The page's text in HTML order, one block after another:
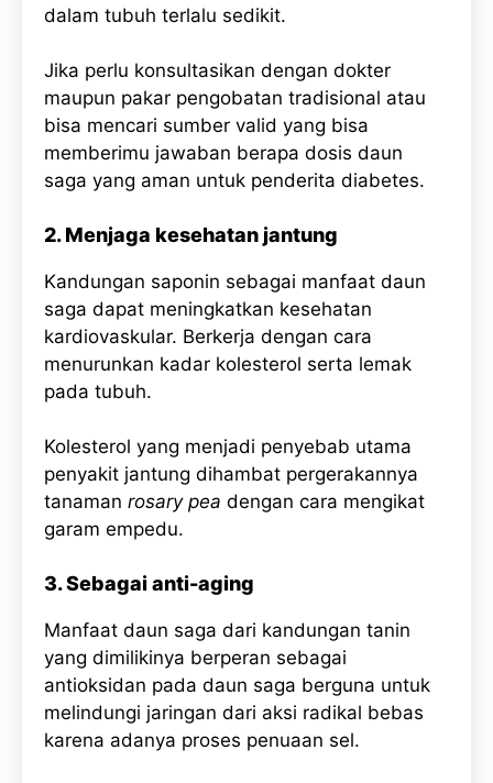
dalam tubuh terlalu sedikit.
Jika perlu konsultasikan dengan dokter
maupun pakar pengobatan tradisional atau
bisa mencari sumber valid yang bisa
memberimu jawaban berapa dosis daun
saga yang aman untuk penderita diabetes.
2. Menjaga kesehatan jantung
Kandungan saponin sebagai manfaat daun
saga dapat meningkatkan kesehatan
kardiovaskular. Berkerja dengan cara
menurunkan kadar kolesterol serta lemak
pada tubuh.
Kolesterol yang menjadi penyebab utama
penyakit jantung dihambat pergerakannya
tanaman rosary pea dengan cara mengikat
garam empedu.
3. Sebagai anti-aging
Manfaat daun saga dari kandungan tanin
yang dimilikinya berperan sebagai
antioksidan pada daun saga berguna untuk
melindungi jaringan dari aksi radikal bebas
karena adanya proses penuaan sel.